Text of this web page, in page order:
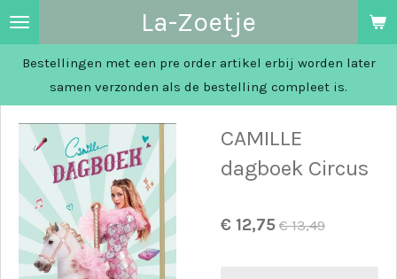
Ga
direct
naar
La-Zoetje
Bestellingen met een pre order artikel erbij worden later
samen verzonden als de bestelling compleet is.
CAMILLE
dagboek Circus
€ 12,75 € 13,49